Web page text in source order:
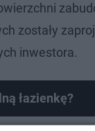
zostały
inwestora.
łazienkę?